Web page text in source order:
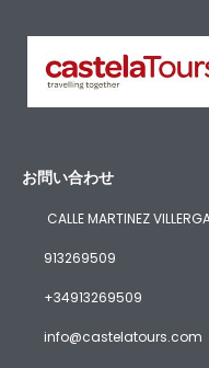
お問い合わせ
CALLE MARTINEZ
913269509
+34913269509
info@castelatours.com